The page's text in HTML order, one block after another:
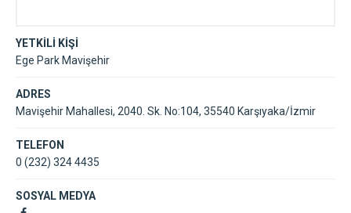
YETKİLİ KİŞİ
Ege Park Mavişehir
ADRES
Mavişehir Mahallesi, 2040. Sk. No:104, 35540 Karşıyaka/İzmir
TELEFON
0 (232) 324 4435
SOSYAL MEDYA